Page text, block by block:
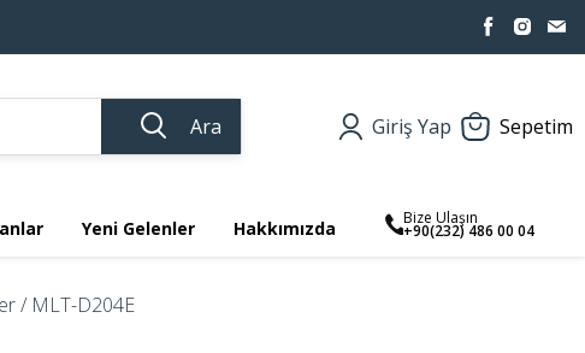
Ara Giriş Yap Sepetim
Yeni Gelenler Hakkımızda Bize Ulaşın
+90(232) 486 00 04
/ MLT-D204E